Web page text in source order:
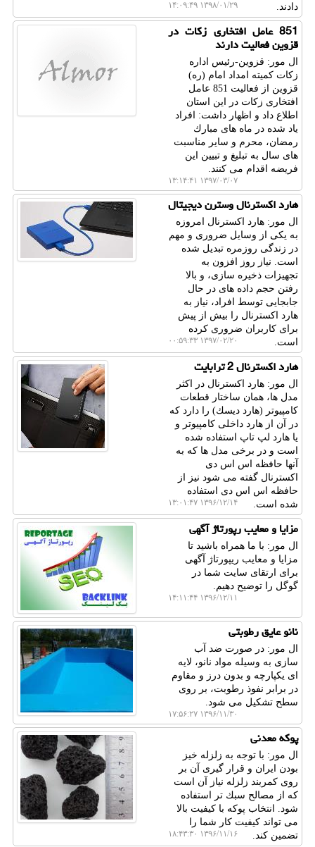
دادند.
۱۳۹۸/۰۱/۲۹ ۱۴:۰۹:۴۹
851 عامل افتخاری زكات در
قزوین فعالیت دارند
ال مور: قزوین-رئیس اداره
زكات كمیته امداد امام (ره)
قزوین از فعالیت 851 عامل
افتخاری زكات در این استان
اطلاع داد و اظهار داشت: افراد
یاد شده در ماه های مبارك
رمضان، محرم و سایر مناسبت
های سال به تبلیغ و تبیین این
فریضه اقدام می كنند.
۱۳۹۷/۰۳/۰۷ ۱۳:۱۴:۴۱
هارد اكسترنال وسترن دیجیتال
ال مور: هارد اكسترنال امروزه
به یكی از وسایل ضروری و مهم
در زندگی روزمره تبدیل شده
است. نیاز روز افزون به
تجهیزات ذخیره سازی، و بالا
رفتن حجم داده های در حال
جابجایی توسط افراد، نیاز به
هارد اكسترنال را بیش از پیش
برای كاربران ضروری كرده
است.
۱۳۹۷/۰۲/۲۰ ۰۰:۵۹:۳۳
هارد اكسترنال 2 ترابایت
ال مور: هارد اكسترنال در اكثر
مدل ها، همان ساختار قطعات
كامپیوتر (هارد دیسك) را دارد كه
در آن از هارد داخلی كامپیوتر و
یا هارد لپ تاپ استفاده شده
است و در برخی مدل ها كه به
آنها حافظه اس اس دی
اكسترنال گفته می شود نیز از
حافظه اس اس دی استفاده
شده است.
۱۳۹۶/۱۲/۱۴ ۱۳:۰۱:۴۷
مزایا و معایب رپورتاژ آگهی
ال مور: با ما همراه باشید تا
مزایا و معایب ریپورتاژ آگهی
برای ارتقای سایت شما در
گوگل را توضیح دهیم.
۱۳۹۶/۱۲/۱۱ ۱۴:۱۱:۴۴
نانو عایق رطوبتی
ال مور: در صورت ضد آب
سازی به وسیله مواد نانو، لایه
ای یكپارچه و بدون درز و مقاوم
در برابر نفوذ رطوبت، بر روی
سطح تشكیل می شود.
۱۳۹۶/۱۱/۳۰ ۱۷:۵۶:۲۷
پوكه معدنی
ال مور: با توجه به زلزله خیز
بودن ایران و قرار گیری آن بر
روی كمربند زلزله نیاز آن است
كه از مصالح سبك تر استفاده
شود. انتخاب پوكه با كیفیت بالا
می تواند كیفیت كار شما را
تضمین كند.
۱۳۹۶/۱۱/۱۶ ۱۸:۴۳:۳۰